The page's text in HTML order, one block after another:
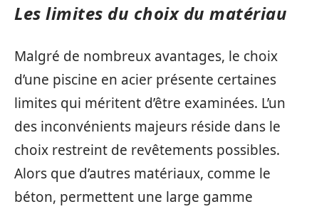
Les limites du choix du matériau
Malgré de nombreux avantages, le choix
d’une piscine en acier présente certaines
limites qui méritent d’être examinées. L’un
des inconvénients majeurs réside dans le
choix restreint de revêtements possibles.
Alors que d’autres matériaux, comme le
béton, permettent une large gamme